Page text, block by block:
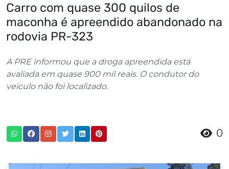
Carro com quase 300 quilos de
maconha é apreendido abandonado na
rodovia PR-323
A PRE informou que a droga apreendida está
avaliada em quase 900 mil reais. O condutor do
veículo não foi localizado.
0